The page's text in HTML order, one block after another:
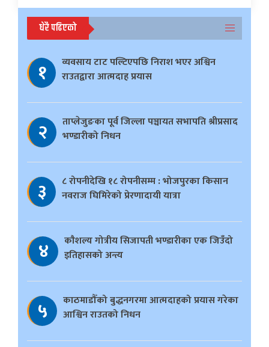
धेरै पढिएको
१
व्यवसाय टाट पल्टिएपछि निराश भएर अश्विन
राउतद्वारा आत्मदाह प्रयास
२
ताप्लेजुङका पूर्व जिल्ला पञ्चायत सभापति श्रीप्रसाद
भण्डारीको निधन
३
८ रोपनीदेखि १८ रोपनीसम्म : भोजपुरका किसान
नवराज घिमिरेको प्रेरणादायी यात्रा
४
काैशल्य गोत्रीय सिजापती भण्डारीका एक जिउँदो
इतिहासको अन्त्य
५
काठमाडौँको बुद्धनगरमा आत्मदाहको प्रयास गरेका
आश्विन राउतको निधन